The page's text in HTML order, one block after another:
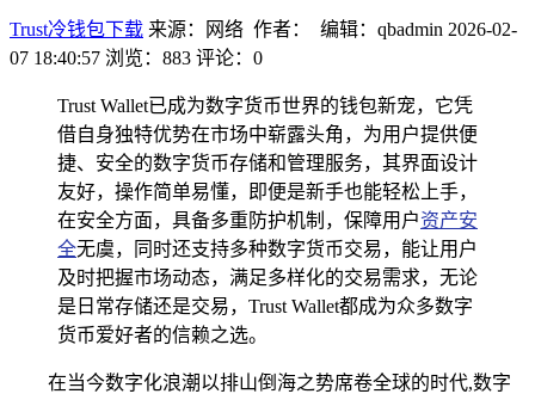
Trust冷钱包下载 来源：网络 作者： 编辑：qbadmin 2026-02-
07 18:40:57 浏览：883 评论：0
Trust Wallet已成为数字货币世界的钱包新宠，它凭
借自身独特优势在市场中崭露头角，为用户提供便
捷、安全的数字货币存储和管理服务，其界面设计
友好，操作简单易懂，即便是新手也能轻松上手，
在安全方面，具备多重防护机制，保障用户资产安
全无虞，同时还支持多种数字货币交易，能让用户
及时把握市场动态，满足多样化的交易需求，无论
是日常存储还是交易，Trust Wallet都成为众多数字
货币爱好者的信赖之选。
在当今数字化浪潮以排山倒海之势席卷全球的时代,数字